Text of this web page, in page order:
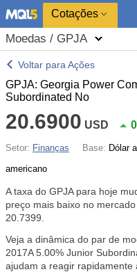
Cotações
Moedas / GPJA
Voltar para Ações
GPJA: Georgia Power
Subordinated No
20.6900 USD
Setor: Finanças Base: Dólar
americano
A taxa do GPJA para hoje
preço mais baixo no
20.7399.
Veja a dinâmica do par de
2017A 5.00% Junior
ajudam a reagir rapidamente